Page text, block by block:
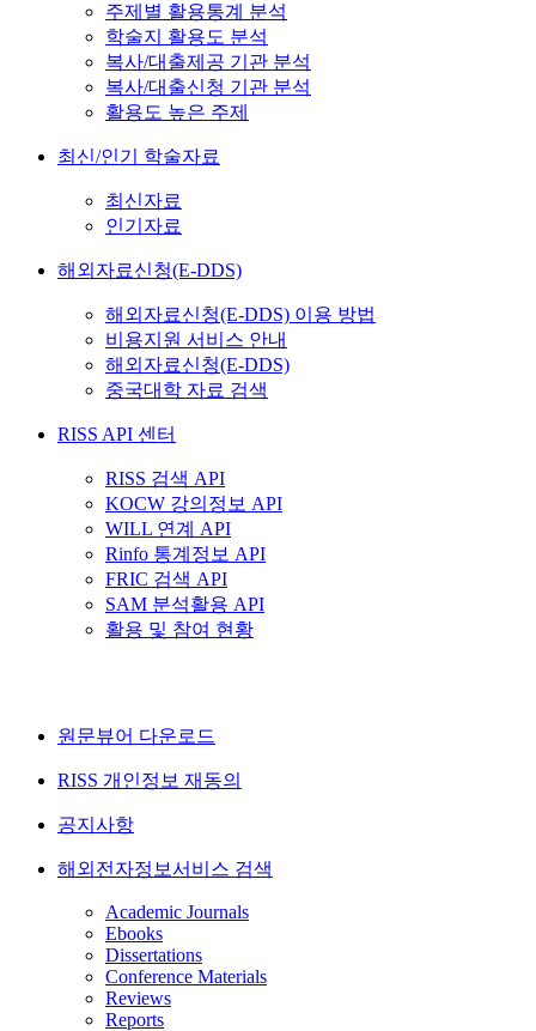
주제별 활용통계 분석
학술지 활용도 분석
복사/대출제공 기관 분석
복사/대출신청 기관 분석
활용도 높은 주제
최신/인기 학술자료
최신자료
인기자료
해외자료신청(E-DDS)
해외자료신청(E-DDS) 이용 방법
비용지원 서비스 안내
해외자료신청(E-DDS)
중국대학 자료 검색
RISS API 센터
RISS 검색 API
KOCW 강의정보 API
WILL 연계 API
Rinfo 통계정보 API
FRIC 검색 API
SAM 분석활용 API
활용 및 참여 현황
원문뷰어 다운로드
RISS 개인정보 재동의
공지사항
해외전자정보서비스 검색
Academic Journals
Ebooks
Dissertations
Conference Materials
Reviews
Reports